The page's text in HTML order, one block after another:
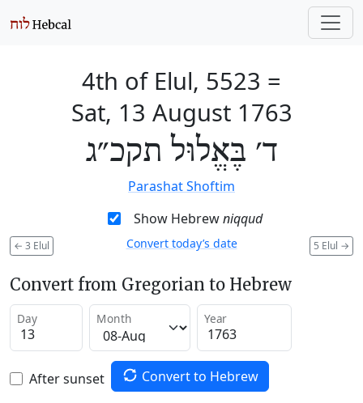
4th of Elul, 5523 =
Sat, 13 August 1763
ד׳ בֶּאֱלוּל תקכ״ג
Parashat Shoftim
Show Hebrewniqqud
← 3 Elul 5 Elul →
Convert today’s date
Convert from Gregorian to Hebrew
Day Month Year
After sunset Convert to Hebrew